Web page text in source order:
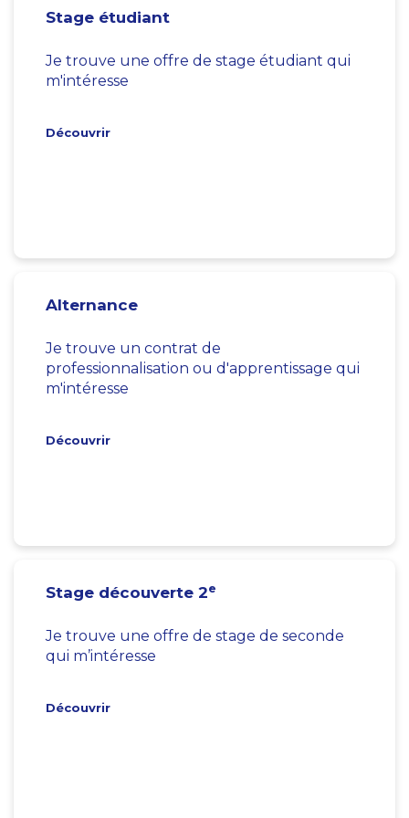
Stage étudiant
Je trouve une offre de stage étudiant qui
m'intéresse
Découvrir
Alternance
Je trouve un contrat de
professionnalisation ou d'apprentissage qui
m'intéresse
Découvrir
Stage découverte 2e
Je trouve une offre de stage de seconde
qui m’intéresse
Découvrir